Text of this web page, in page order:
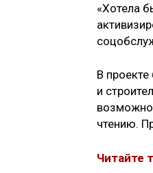
«Хотела
В
и
чтению.
Читайте